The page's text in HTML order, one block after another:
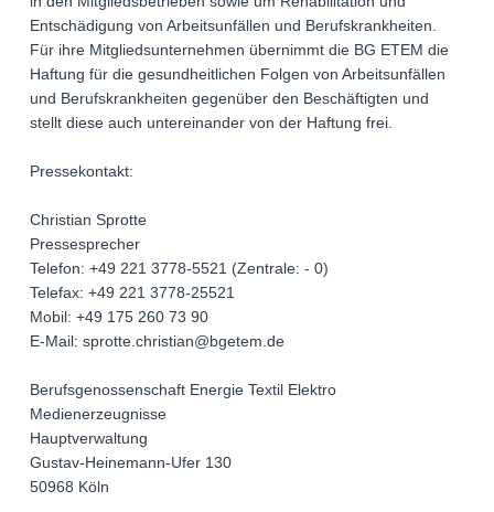
Entschädigung von Arbeitsunfällen und Berufskrankheiten.
Für ihre Mitgliedsunternehmen übernimmt die BG ETEM die
Haftung für die gesundheitlichen Folgen von Arbeitsunfällen
und Berufskrankheiten gegenüber den Beschäftigten und
stellt diese auch untereinander von der Haftung frei.
Pressekontakt:
Christian Sprotte
Pressesprecher
Telefon: +49 221 3778-5521 (Zentrale: - 0)
Telefax: +49 221 3778-25521
Mobil: +49 175 260 73 90
E-Mail: sprotte.christian@bgetem.de
Berufsgenossenschaft Energie Textil Elektro
Medienerzeugnisse
Hauptverwaltung
Gustav-Heinemann-Ufer 130
50968 Köln